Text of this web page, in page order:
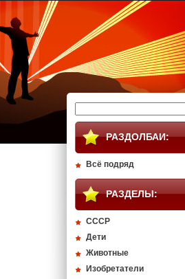
РАЗДОЛБАИ:
Всё подряд
РАЗДЕЛЫ:
СССР
Дети
Животные
Изобретатели